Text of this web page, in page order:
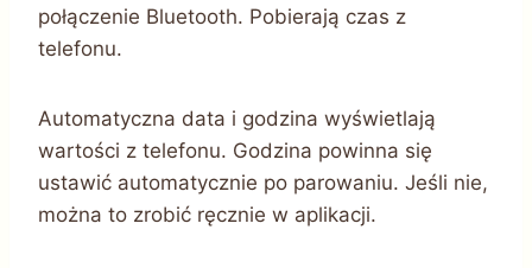
połączenie Bluetooth. Pobierają czas z
telefonu.
Automatyczna data i godzina wyświetlają
wartości z telefonu. Godzina powinna się
ustawić automatycznie po parowaniu. Jeśli nie,
można to zrobić ręcznie w aplikacji.